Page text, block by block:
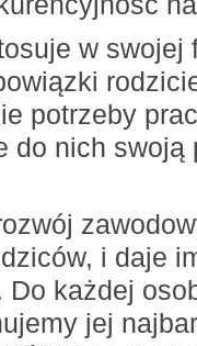
w swojej
potrzeby
do nich swoją
i daje
Do każdej
jej